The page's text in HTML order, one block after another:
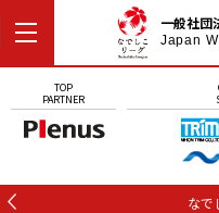
一般社団
Japan
TOP
PARTNER
なで